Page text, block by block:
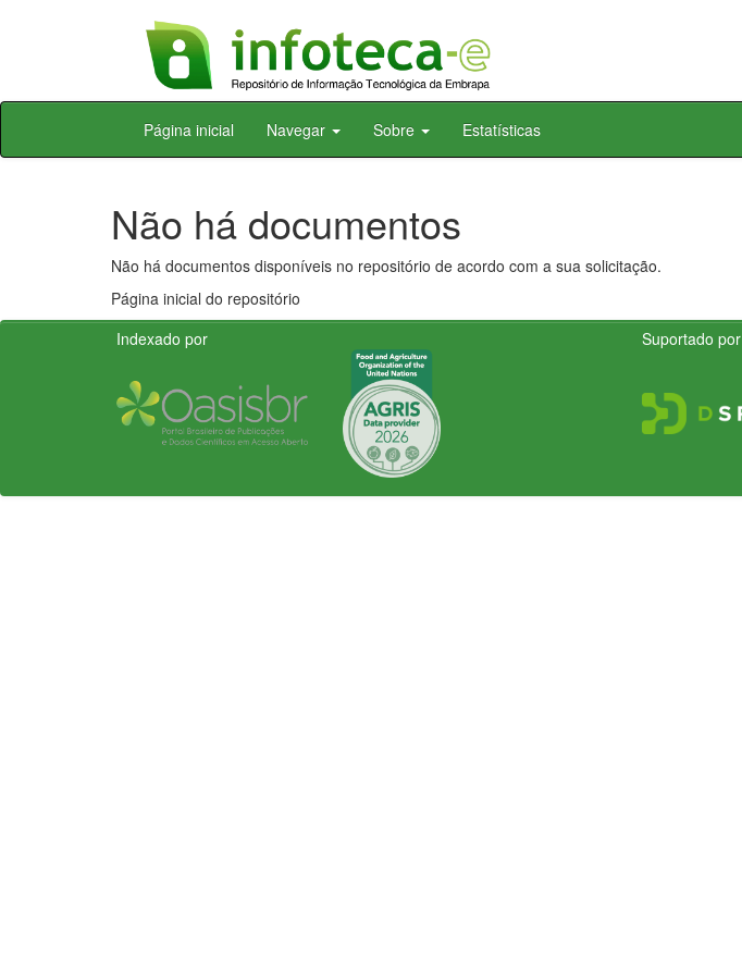
Skip
Página inicial Navegar Sobre Estatísticas
Não há documentos
Não há documentos disponíveis no repositório de acordo com a sua solicitação.
Página inicial do repositório
Indexado por
Suportado por